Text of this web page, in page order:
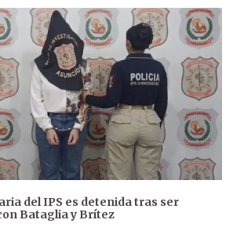
del IPS es detenida tras ser
Bataglia y Brítez